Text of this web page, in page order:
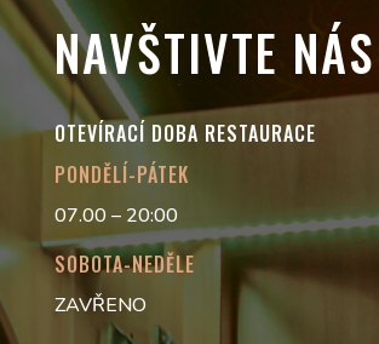
NAVŠTIVTE NÁS
OTEVÍRACÍ DOBA RESTAURACE
PONDĚLÍ-PÁTEK
07.00 – 20:00
SOBOTA-NEDĚLE
ZAVŘENO